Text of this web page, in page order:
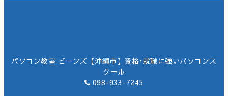
パソコン教室 ビーンズ【沖縄市】資格･就職に強いパソコンス
クール
098-933-7245